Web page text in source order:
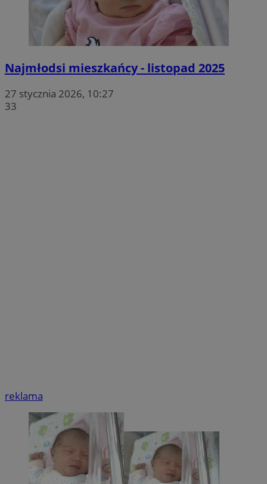
Najmłodsi mieszkańcy - listopad 2025
27 stycznia 2026, 10:27
33
reklama